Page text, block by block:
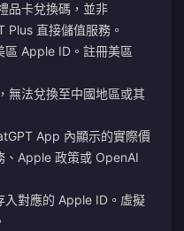
品卡兌換碼，並非
Plus 直接儲值服務。
區 Apple ID。註冊美區
無法兌換至中國地區或其
App 內顯示的實際價
、Apple 政策或 OpenAI
入對應的 Apple ID。虛擬